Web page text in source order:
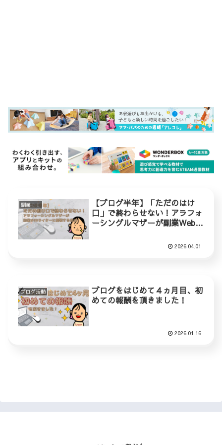
副業！！
【ブログ半年】「ただのはけ
口」で終わらせない！アラフォ
ーシングルマザーが副業Webラ
2026.04.01
ブログ活動
ブログをはじめて４ヵ月目、初
めての報酬を頂きました！
2026.01.16